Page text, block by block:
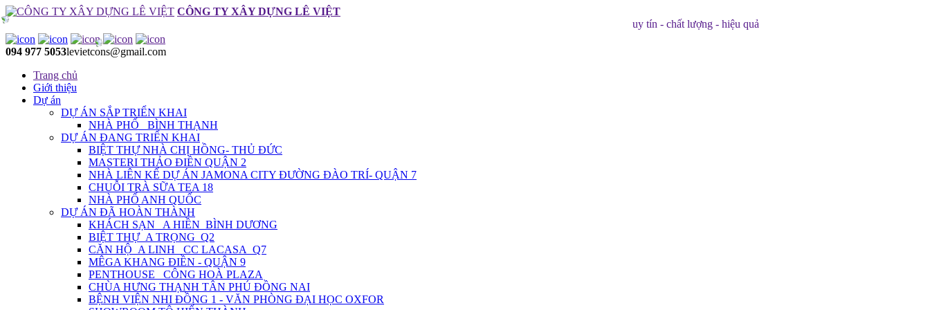
CÔNG TY XÂY DỰNG LÊ VIỆT
uy tín - chất lượng - hiệu quả
094 977 5053levietcons@gmail.com
Trang chủ
Giới thiệu
Dự án
DỰ ÁN SẮP TRIỂN KHAI
NHÀ PHỐ_ BÌNH THẠNH
DỰ ÁN ĐANG TRIỂN KHAI
BIỆT THỰ NHÀ CHỊ HỒNG- THỦ ĐỨC
MASTERI THẢO ĐIỀN QUẬN 2
NHÀ LIÊN KẾ DỰ ÁN JAMONA CITY ĐƯỜNG ĐÀO TRÍ- QUẬN 7
CHUỖI TRÀ SỮA TEA 18
NHÀ PHỐ ANH QUỐC
DỰ ÁN ĐÃ HOÀN THÀNH
KHÁCH SẠN_ A HIỀN_BÌNH DƯƠNG
BIỆT THỰ_A TRỌNG_Q2
CĂN HỘ_A LINH_ CC LACASA_Q7
MÊGA KHANG ĐIỀN - QUẬN 9
PENTHOUSE_ CÔNG HOÀ PLAZA
CHÙA HƯNG THẠNH TÂN PHÚ ĐỒNG NAI
BỆNH VIỆN NHI ĐỒNG 1 - VĂN PHÒNG ĐẠI HỌC OXFOR